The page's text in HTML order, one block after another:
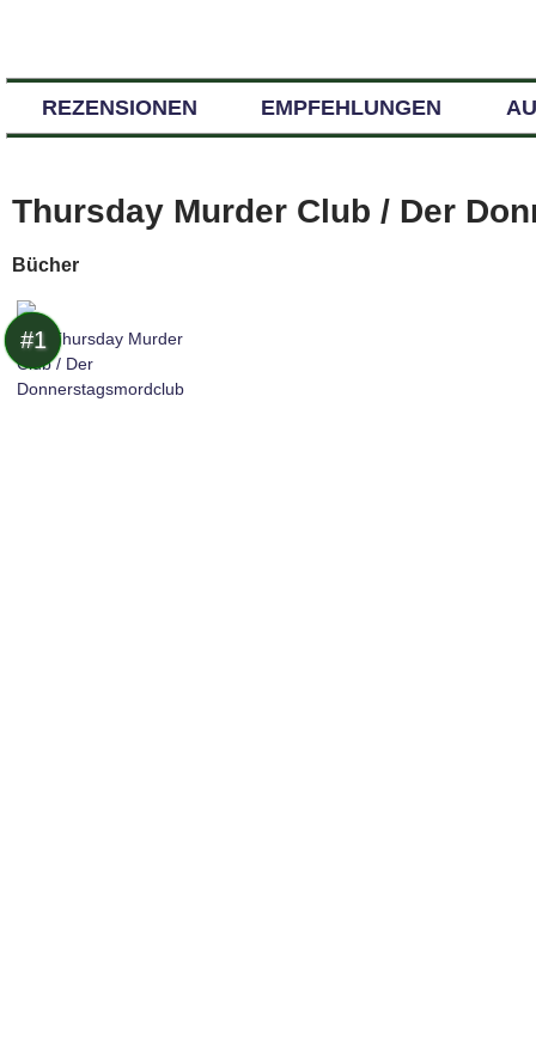
REZENSIONEN EMPFEHLUNGEN
Thursday Murder Club / Der
Bücher
#1
The Thursday Murder
Club / Der
Donnerstagsmordclub